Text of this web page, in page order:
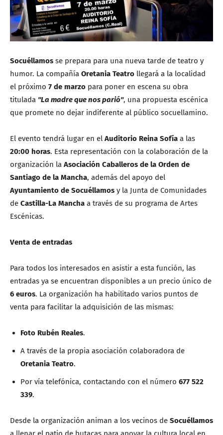
Socuéllamos se prepara para una nueva tarde de teatro y
humor. La compañía Oretania Teatro llegará a la localidad
el próximo 7 de marzo para poner en escena su obra
titulada "La madre que nos parió", una propuesta escénica
que promete no dejar indiferente al público socuellamino.
El evento tendrá lugar en el Auditorio Reina Sofía a las
20:00 horas. Esta representación con la colaboración de la
organización la Asociación Caballeros de la Orden de
Santiago de la Mancha, además del apoyo del
Ayuntamiento de Socuéllamos y la Junta de Comunidades
de Castilla-La Mancha a través de su programa de Artes
Escénicas.
Venta de entradas
Para todos los interesados en asistir a esta función, las
entradas ya se encuentran disponibles a un precio único de
6 euros. La organización ha habilitado varios puntos de
venta para facilitar la adquisición de las mismas:
Foto Rubén Reales.
A través de la propia asociación colaboradora de
Oretania Teatro.
Por vía telefónica, contactando con el número 677 522
339.
Desde la organización animan a los vecinos de Socuéllamos